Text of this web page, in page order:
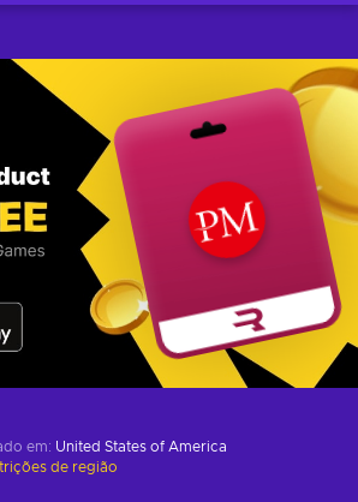
em: United States of America
de região